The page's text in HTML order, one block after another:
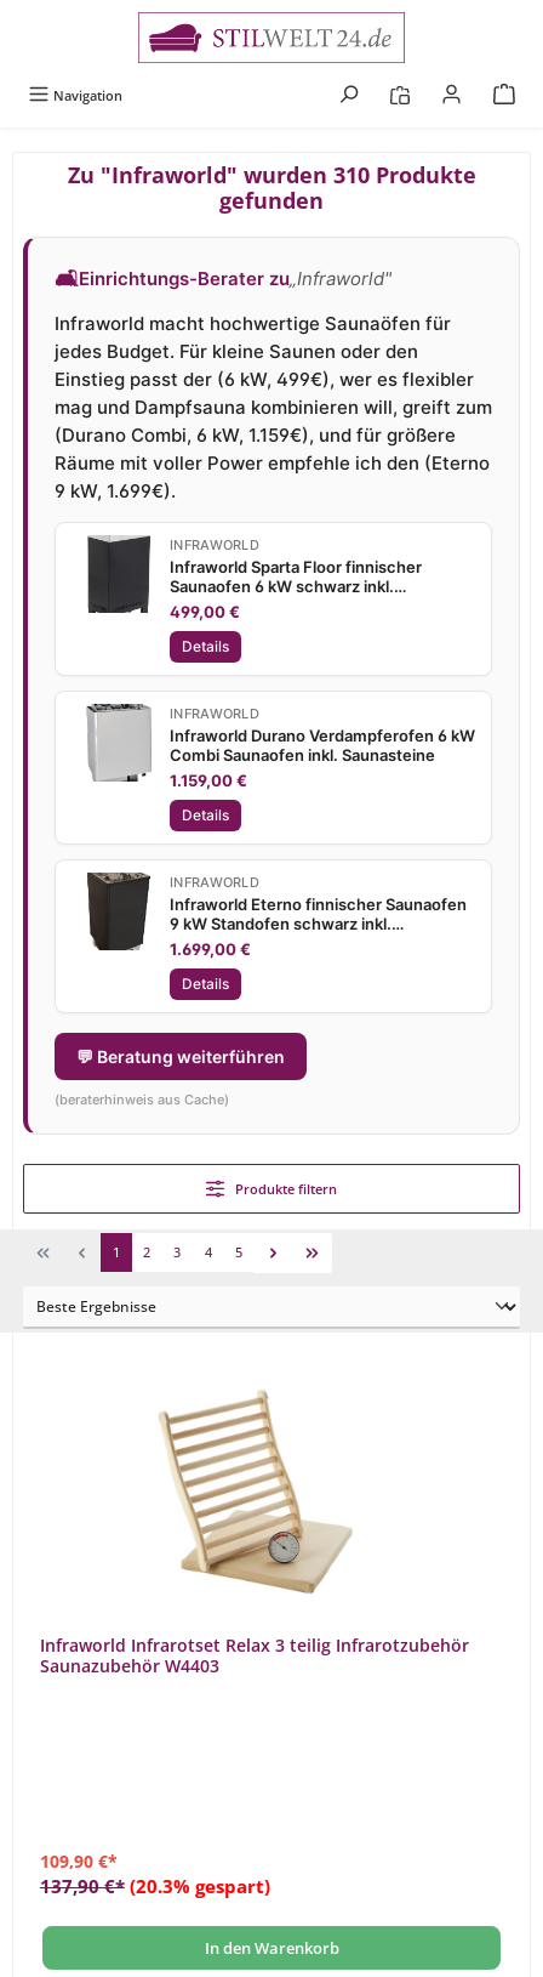
Navigation
Zu "Infraworld" wurden 310 Produkte
gefunden
🛋Einrichtungs-Berater zu„Infraworld"
Infraworld macht hochwertige Saunaöfen für
jedes Budget. Für kleine Saunen oder den
Einstieg passt der (6 kW, 499€), wer es flexibler
mag und Dampfsauna kombinieren will, greift zum
(Durano Combi, 6 kW, 1.159€), und für größere
Räume mit voller Power empfehle ich den (Eterno
9 kW, 1.699€).
INFRAWORLD
Infraworld Sparta Floor finnischer
Saunaofen 6 kW schwarz inkl.
Saunasteine
499,00 €
Details
INFRAWORLD
Infraworld Durano Verdampferofen 6 kW
Combi Saunaofen inkl. Saunasteine
1.159,00 €
Details
INFRAWORLD
Infraworld Eterno finnischer Saunaofen
9 kW Standofen schwarz inkl.
Saunasteine
1.699,00 €
Details
💬 Beratung weiterführen
(beraterhinweis aus Cache)
Produkte filtern
1 2 3 4 5
Infraworld Infrarotset Relax 3 teilig Infrarotzubehör
Saunazubehör W4403
109,90 €*
137,90 €* (20.3% gespart)
In den Warenkorb